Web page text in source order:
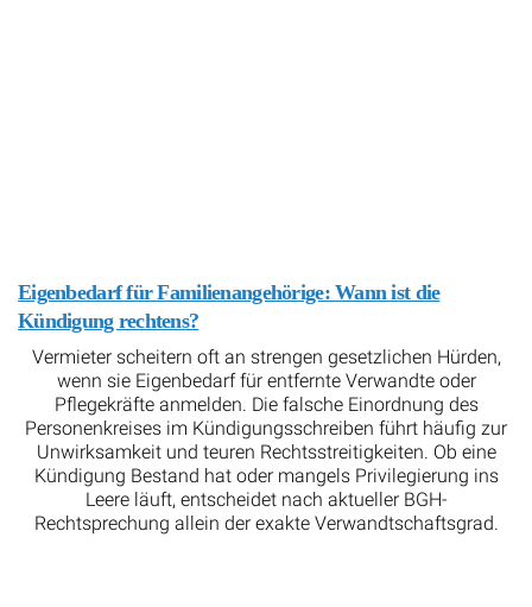
Eigenbedarf für Familienangehörige: Wann ist die
Kündigung rechtens?
Vermieter scheitern oft an strengen gesetzlichen Hürden,
wenn sie Eigenbedarf für entfernte Verwandte oder
Pflegekräfte anmelden. Die falsche Einordnung des
Personenkreises im Kündigungsschreiben führt häufig zur
Unwirksamkeit und teuren Rechtsstreitigkeiten. Ob eine
Kündigung Bestand hat oder mangels Privilegierung ins
Leere läuft, entscheidet nach aktueller BGH-
Rechtsprechung allein der exakte Verwandtschaftsgrad.